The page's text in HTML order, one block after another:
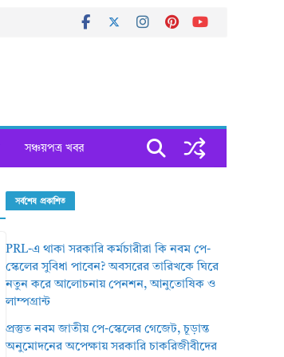
সঞ্চয়পত্র খবর
সর্বশেষ প্রকাশিত
PRL-এ থাকা সরকারি কর্মচারীরা কি নবম পে-
স্কেলের সুবিধা পাবেন? অবসরের তারিখকে ঘিরে
নতুন করে আলোচনায় পেনশন, আনুতোষিক ও
লাম্পগ্রান্ট
প্রস্তুত নবম জাতীয় পে-স্কেলের গেজেট, চূড়ান্ত
অনুমোদনের অপেক্ষায় সরকারি চাকরিজীবীদের